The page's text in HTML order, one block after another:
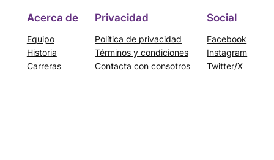
Acerca de
Equipo
Historia
Carreras
Privacidad
Política de privacidad
Términos y condiciones
Contacta con consotros
Social
Facebook
Instagram
Twitter/X